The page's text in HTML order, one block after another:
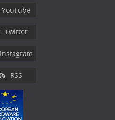
YouTube
Twitter
Instagram
RSS